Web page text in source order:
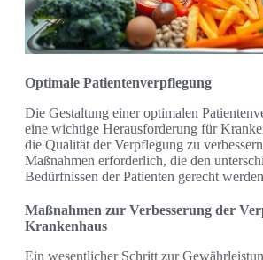
Optimale Patientenverpflegung
Die Gestaltung einer optimalen
eine wichtige Herausforderung für
die Qualität der Verpflegung zu
Maßnahmen erforderlich, die den
Bedürfnissen der Patienten gerecht
Maßnahmen zur Verbesserung der
Krankenhaus
Ein wesentlicher Schritt zur